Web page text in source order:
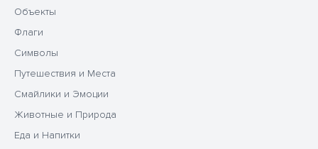
Объекты
Флаги
Символы
Путешествия и Места
Смайлики и Эмоции
Животные и Природа
Еда и Напитки